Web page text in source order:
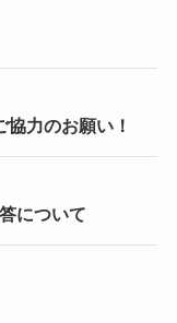
力のお願い！
について